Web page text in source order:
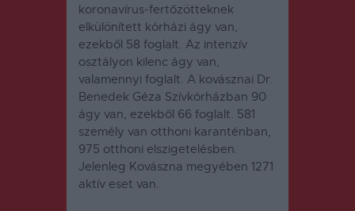
koronavírus-fertőzötteknek
elkülönített kórházi ágy van,
ezekből 58 foglalt. Az intenzív
osztályon kilenc ágy van,
valamennyi foglalt. A kovásznai Dr.
Benedek Géza Szívkórházban 90
ágy van, ezekből 66 foglalt. 581
személy van otthoni karanténban,
975 otthoni elszigetelésben.
Jelenleg Kovászna megyében 1271
aktív eset van.